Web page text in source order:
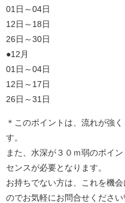
01日～04日
12日～18日
26日～30日
●12月
01日～04日
12日～17日
26日～31日
＊このポイントは、流れが強
す。
また、水深が３０ｍ弱のポイ
センスが必要となります。
お持ちでない方は、これを機
のでお気軽にお問合せください